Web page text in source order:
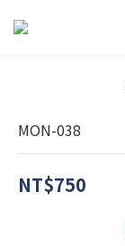
MON-038
NT$750